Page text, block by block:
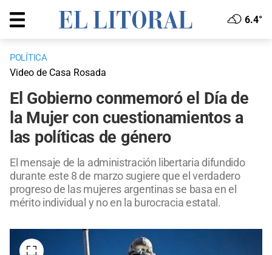
6.4°
POLÍTICA
Video de Casa Rosada
El Gobierno conmemoró el Día de
la Mujer con cuestionamientos a
las políticas de género
El mensaje de la administración libertaria difundido
durante este 8 de marzo sugiere que el verdadero
progreso de las mujeres argentinas se basa en el
mérito individual y no en la burocracia estatal.